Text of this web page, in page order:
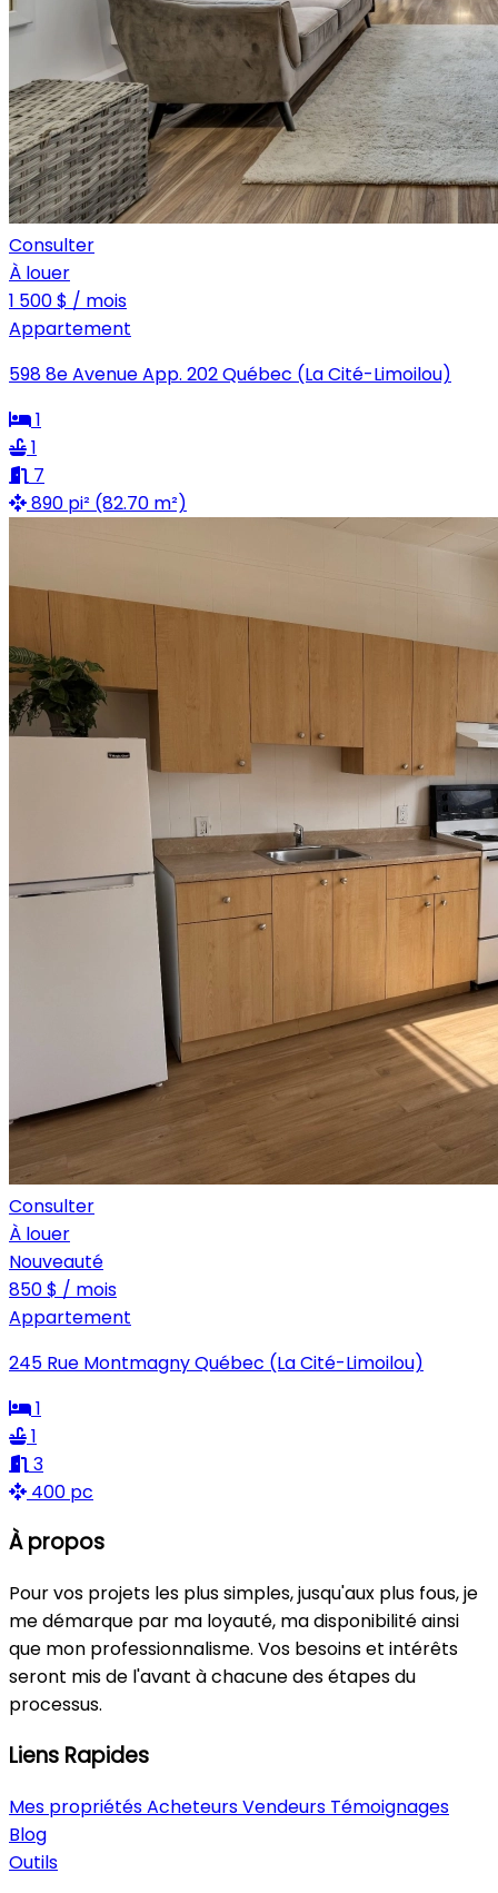
Consulter
À louer
1 500 $ / mois
Appartement
598 8e Avenue App. 202 Québec (La Cité-Limoilou)
1
1
7
890 pi² (82.70 m²)
Consulter
À louer
Nouveauté
850 $ / mois
Appartement
245 Rue Montmagny Québec (La Cité-Limoilou)
1
1
3
400 pc
À propos
Pour vos projets les plus simples, jusqu'aux plus fous, je
me démarque par ma loyauté, ma disponibilité ainsi
que mon professionnalisme. Vos besoins et intérêts
seront mis de l'avant à chacune des étapes du
processus.
Liens Rapides
Mes propriétésAcheteursVendeurs Témoignages
Blog
Outils